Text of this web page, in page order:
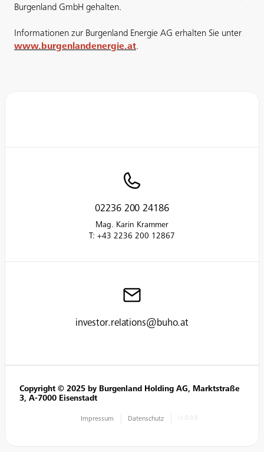
Burgenland GmbH gehalten.
Informationen zur Burgenland Energie AG erhalten Sie unter
www.burgenlandenergie.at.
investor.relations@buho.at
02236 200 24186
Mag. Karin Krammer
T: +43 2236 200 12867
Copyright © 2025 by Burgenland Holding AG, Marktstraße
3, A-7000 Eisenstadt
Impressum Datenschutz v1.0.0.0